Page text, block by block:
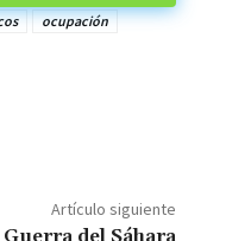
ocupación
Artículo siguiente
Guerra del Sáhara